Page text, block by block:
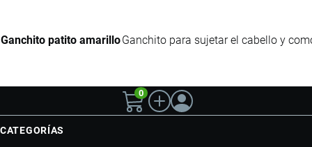
Ganchito patito amarilloGanchito para sujetar el cabello y
0
CATEGORÍAS